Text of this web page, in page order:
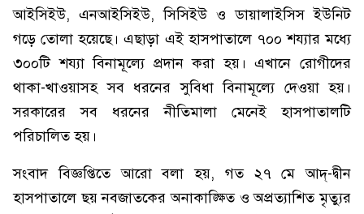
আইসিইউ, এনআইসিইউ, সিসিইউ ও ডায়ালাইসিস ইউনিট
গড়ে তোলা হয়েছে। এছাড়া এই হাসপাতালে ৭০০ শয্যার মধ্যে
৩০০টি শয্যা বিনামূল্যে প্রদান করা হয়। এখানে রোগীদের
থাকা-খাওয়াসহ সব ধরনের সুবিধা বিনামূল্যে দেওয়া হয়।
সরকারের সব ধরনের নীতিমালা মেনেই হাসপাতালটি
পরিচালিত হয়।
সংবাদ বিজ্ঞপ্তিতে আরো বলা হয়, গত ২৭ মে আদ্-দ্বীন
হাসপাতালে ছয় নবজাতকের অনাকাঙ্ক্ষিত ও অপ্রত্যাশিত মৃত্যুর